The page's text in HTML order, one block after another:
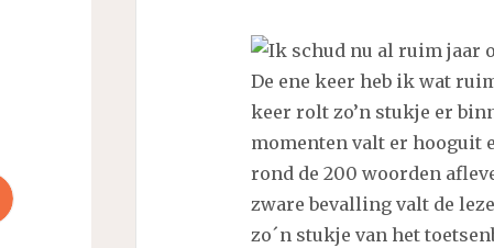
Ik schud nu al ruim jaar
De ene keer heb ik wat
keer rolt zo’n stukje er
momenten valt er hooguit
rond de 200 woorden
zware bevalling valt de
zo´n stukje van het